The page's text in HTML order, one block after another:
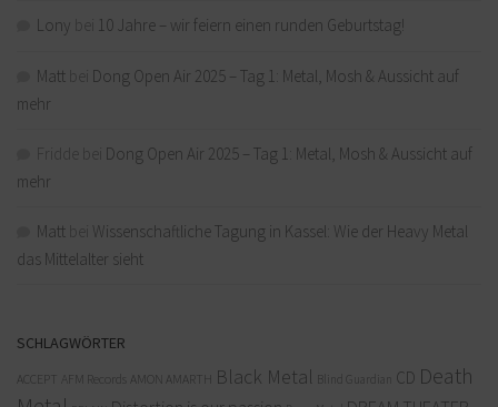
Lony 10 Jahre – wir feiern einen runden Geburtstag!
Matt
Dong Open Air 2025 – Tag 1: Metal, Mosh & Aussicht auf
mehr
Dong Open Air 2025 – Tag 1: Metal, Mosh & Aussicht auf
mehr
Matt
Wissenschaftliche Tagung in Kassel: Wie der Heavy Metal
das Mittelalter sieht
SCHLAGWÖRTER
ACCEPT AFM Records AMON AMARTH Black Metal Blind Guardian CD Death